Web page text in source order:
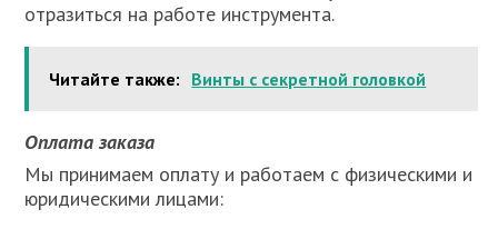
отразиться на работе инструмента.
Читайте также: Винты с секретной головкой
Оплата заказа
Мы принимаем оплату и работаем с физическими и
юридическими лицами: